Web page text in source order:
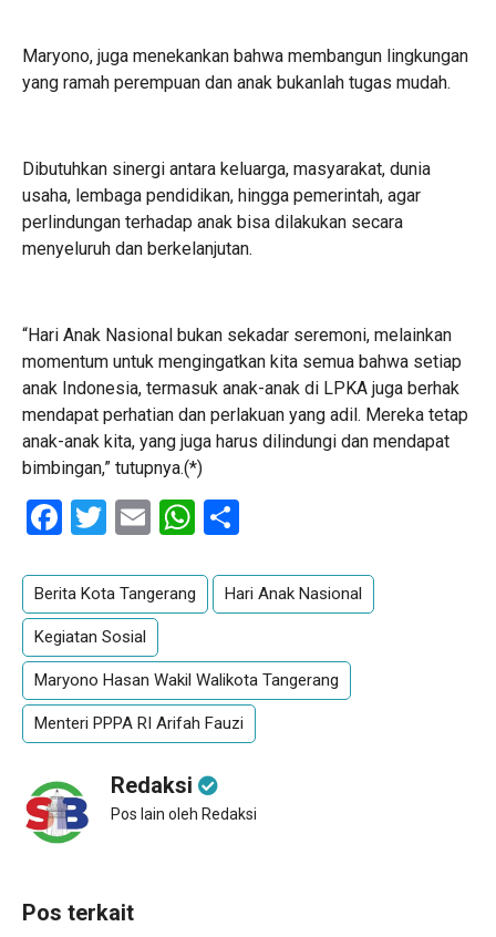
Maryono, juga menekankan bahwa membangun lingkungan
yang ramah perempuan dan anak bukanlah tugas mudah.
Dibutuhkan sinergi antara keluarga, masyarakat, dunia
usaha, lembaga pendidikan, hingga pemerintah, agar
perlindungan terhadap anak bisa dilakukan secara
menyeluruh dan berkelanjutan.
“Hari Anak Nasional bukan sekadar seremoni, melainkan
momentum untuk mengingatkan kita semua bahwa setiap
anak Indonesia, termasuk anak-anak di LPKA juga berhak
mendapat perhatian dan perlakuan yang adil. Mereka tetap
anak-anak kita, yang juga harus dilindungi dan mendapat
bimbingan,” tutupnya.(*)
Facebook
Twitter
EmailWhatsApp
Berita Kota Tangerang Hari Anak Nasional
Kegiatan Sosial
Maryono Hasan Wakil Walikota Tangerang
Menteri PPPA RI Arifah Fauzi
Redaksi
Pos lain oleh Redaksi
Pos terkait